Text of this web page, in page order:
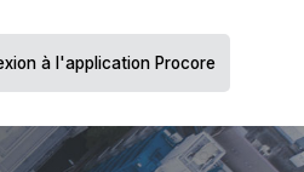
à l'application Procore